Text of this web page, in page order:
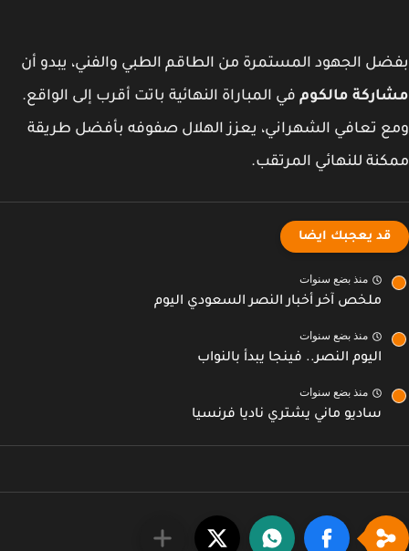
الجهود المستمرة من الطاقم الطبي والفني، يبدو أن
مالكومفي المباراة النهائية باتت أقرب إلى الواقع.
تعافي الشهراني، يعزز الهلال صفوفه بأفضل طريقة
للنهائي المرتقب.
قد يعجبك ايضا
منذ بضع سنوات
ملخص آخر أخبار النصر السعودي اليوم
منذ بضع سنوات
اليوم النصر.. فينجا يبدأ بالنواب
منذ بضع سنوات
ساديو ماني يشتري ناديا فرنسيا